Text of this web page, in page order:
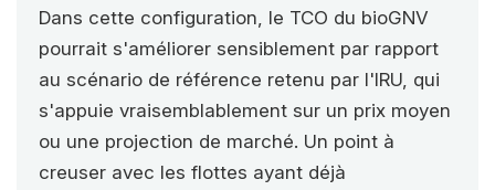
Dans cette configuration, le TCO du bioGNV
pourrait s'améliorer sensiblement par rapport
au scénario de référence retenu par l'IRU, qui
s'appuie vraisemblablement sur un prix moyen
ou une projection de marché. Un point à
creuser avec les flottes ayant déjà